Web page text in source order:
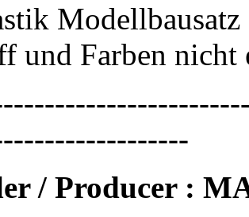
und Farben nicht
/ Producer :